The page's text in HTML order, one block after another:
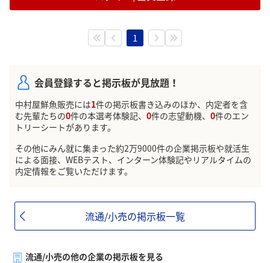
1
会員登録すると掲示板が見放題！
中村屋鮮魚販売には1件の掲示板書き込みのほか、内定者を含
む先輩たちの0件の本選考体験記、 0件の志望動機、 0件のエン
トリーシートがあります。
その他にみん就に集まった約2万9000件の企業掲示板や就活生
による面接、WEBテスト、インターン体験記やリアルタイムの
内定情報をご覧いただけます。
流通/小売の掲示板一覧
流通/小売の他の企業の掲示板を見る